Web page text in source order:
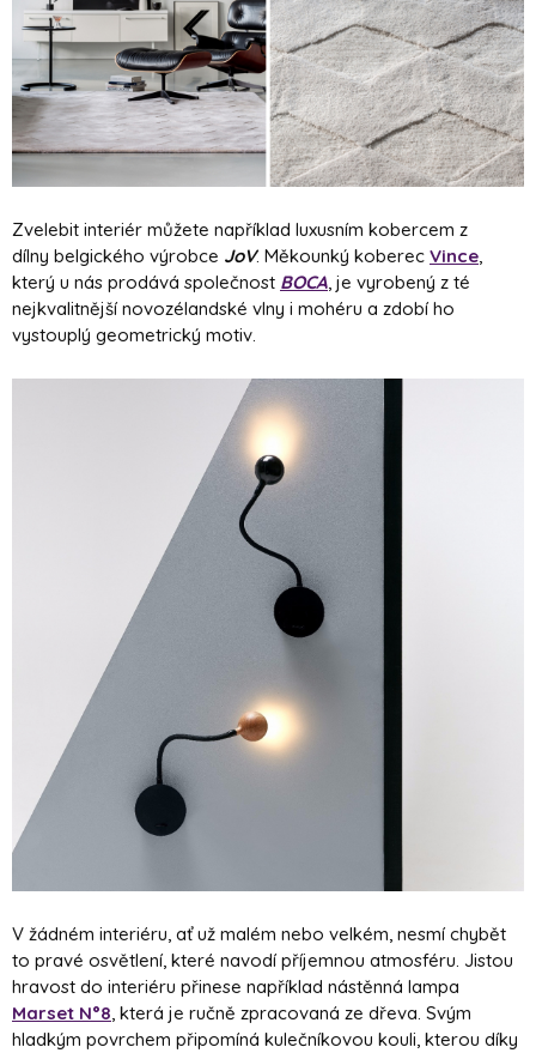
Zvelebit interiér můžete například luxusním kobercem z
dílny belgického výrobce JoV. Měkounký koberec Vince,
který u nás prodává společnost BOCA, je vyrobený z té
nejkvalitnější novozélandské vlny i mohéru a zdobí ho
vystouplý geometrický motiv.
V žádném interiéru, ať už malém nebo velkém, nesmí chybět
to pravé osvětlení, které navodí příjemnou atmosféru. Jistou
hravost do interiéru přinese například nástěnná lampa
Marset N°8, která je ručně zpracovaná ze dřeva. Svým
hladkým povrchem připomíná kulečníkovou kouli, kterou díky